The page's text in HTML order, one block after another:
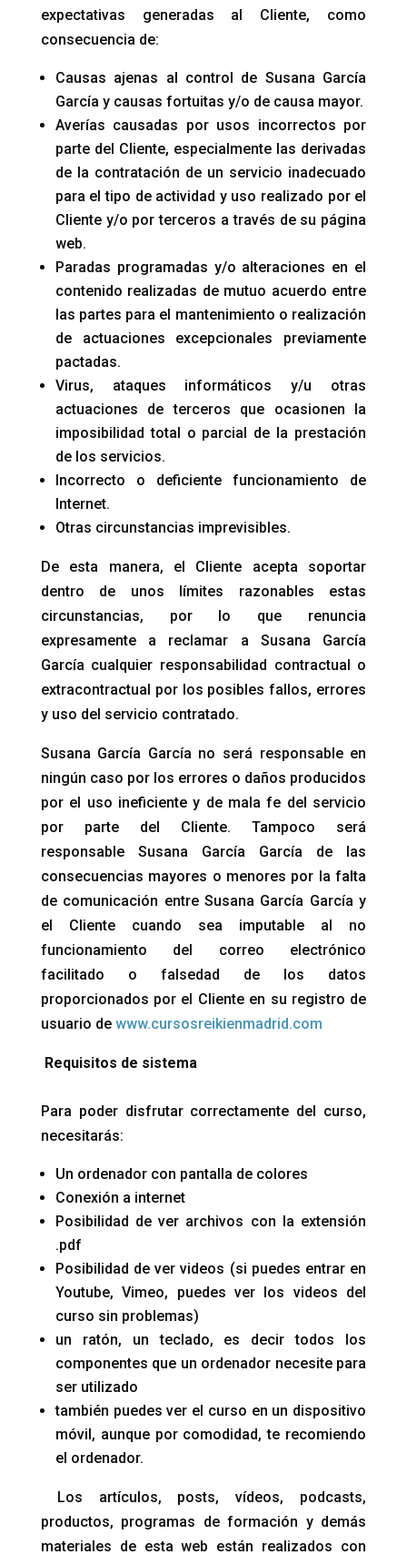
expectativas generadas al Cliente, como
consecuencia de:
Causas ajenas al control de Susana García
García y causas fortuitas y/o de causa mayor.
Averías causadas por usos incorrectos por
parte del Cliente, especialmente las derivadas
de la contratación de un servicio inadecuado
para el tipo de actividad y uso realizado por el
Cliente y/o por terceros a través de su página
web.
Paradas programadas y/o alteraciones en el
contenido realizadas de mutuo acuerdo entre
las partes para el mantenimiento o realización
de actuaciones excepcionales previamente
pactadas.
Virus, ataques informáticos y/u otras
actuaciones de terceros que ocasionen la
imposibilidad total o parcial de la prestación
de los servicios.
Incorrecto o deficiente funcionamiento de
Internet.
Otras circunstancias imprevisibles.
De esta manera, el Cliente acepta soportar
dentro de unos límites razonables estas
circunstancias, por lo que renuncia
expresamente a reclamar a Susana García
García cualquier responsabilidad contractual o
extracontractual por los posibles fallos, errores
y uso del servicio contratado.
Susana García García no será responsable en
ningún caso por los errores o daños producidos
por el uso ineficiente y de mala fe del servicio
por parte del Cliente. Tampoco será
responsable Susana García García de las
consecuencias mayores o menores por la falta
de comunicación entre Susana García García y
el Cliente cuando sea imputable al no
funcionamiento del correo electrónico
facilitado o falsedad de los datos
proporcionados por el Cliente en su registro de
usuario de www.cursosreikienmadrid.com
Requisitos de sistema
Para poder disfrutar correctamente del curso,
necesitarás:
Un ordenador con pantalla de colores
Conexión a internet
Posibilidad de ver archivos con la extensión
.pdf
Posibilidad de ver videos (si puedes entrar en
Youtube, Vimeo, puedes ver los videos del
curso sin problemas)
un ratón, un teclado, es decir todos los
componentes que un ordenador necesite para
ser utilizado
también puedes ver el curso en un dispositivo
móvil, aunque por comodidad, te recomiendo
el ordenador.
Los artículos, posts, vídeos, podcasts,
productos, programas de formación y demás
materiales de esta web están realizados con